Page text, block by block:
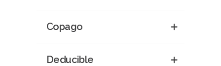
Copago
Deducible